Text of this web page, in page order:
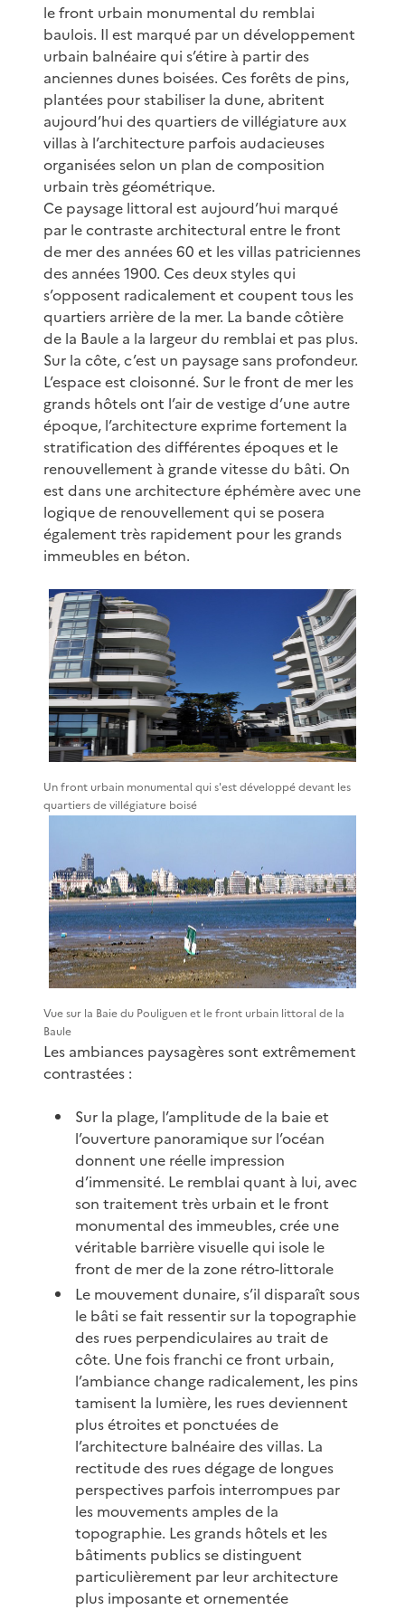
le front urbain monumental du remblai
baulois. Il est marqué par un développement
urbain balnéaire qui s’étire à partir des
anciennes dunes boisées. Ces forêts de pins,
plantées pour stabiliser la dune, abritent
aujourd’hui des quartiers de villégiature aux
villas à l’architecture parfois audacieuses
organisées selon un plan de composition
urbain très géométrique.
Ce paysage littoral est aujourd’hui marqué
par le contraste architectural entre le front
de mer des années 60 et les villas patriciennes
des années 1900. Ces deux styles qui
s’opposent radicalement et coupent tous les
quartiers arrière de la mer. La bande côtière
de la Baule a la largeur du remblai et pas plus.
Sur la côte, c’est un paysage sans profondeur.
L’espace est cloisonné. Sur le front de mer les
grands hôtels ont l’air de vestige d’une autre
époque, l’architecture exprime fortement la
stratification des différentes époques et le
renouvellement à grande vitesse du bâti. On
est dans une architecture éphémère avec une
logique de renouvellement qui se posera
également très rapidement pour les grands
immeubles en béton.
Un front urbain monumental qui s'est développé devant les
quartiers de villégiature boisé
Vue sur la Baie du Pouliguen et le front urbain littoral de la
Baule
Les ambiances paysagères sont extrêmement
contrastées :
Sur la plage, l’amplitude de la baie et
l’ouverture panoramique sur l’océan
donnent une réelle impression
d’immensité. Le remblai quant à lui, avec
son traitement très urbain et le front
monumental des immeubles, crée une
véritable barrière visuelle qui isole le
front de mer de la zone rétro-littorale
Le mouvement dunaire, s’il disparaît sous
le bâti se fait ressentir sur la topographie
des rues perpendiculaires au trait de
côte. Une fois franchi ce front urbain,
l’ambiance change radicalement, les pins
tamisent la lumière, les rues deviennent
plus étroites et ponctuées de
l’architecture balnéaire des villas. La
rectitude des rues dégage de longues
perspectives parfois interrompues par
les mouvements amples de la
topographie. Les grands hôtels et les
bâtiments publics se distinguent
particulièrement par leur architecture
plus imposante et ornementée